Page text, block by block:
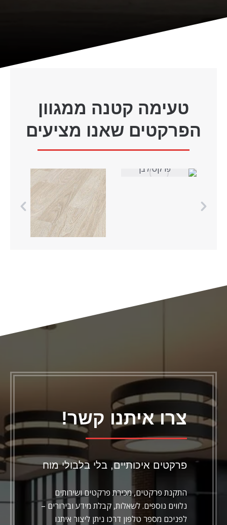
טעימה קטנה ממגוון
הפרקטים שאנו מציעים
צרו איתנו קשר!
פרקטים איכותיים, בלי בלבולי מוח
התקנת פרקטים, מכירת פרקטים ושירותים
נלווים נוספים. לשאלות, קבלת מידע ובירורים –
לפניכם מספר טלפון דרכו ניתן ליצור איתנו